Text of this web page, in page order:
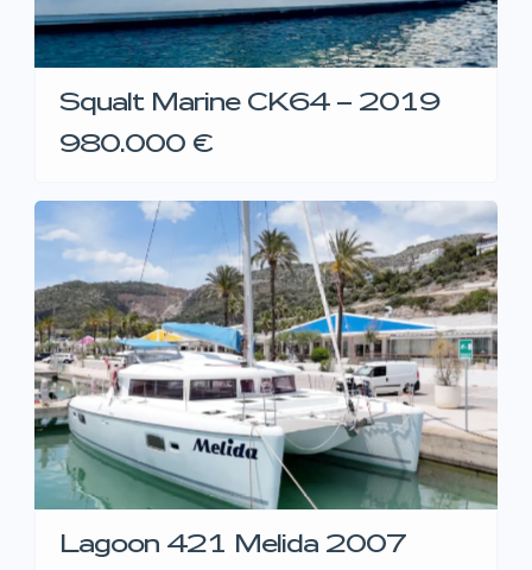
Squalt Marine CK64 – 2019
980.000 €
Lagoon 421 Melida 2007